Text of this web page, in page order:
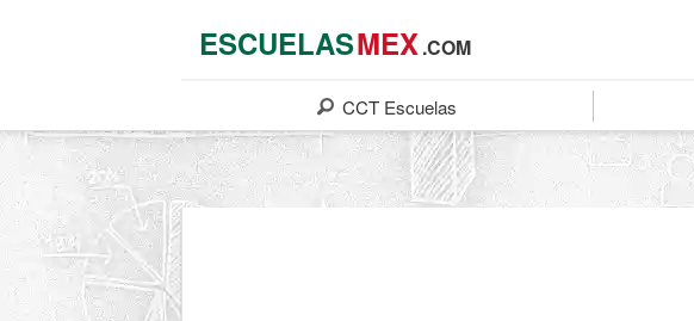
ESCUELASMEX.COM
CCT Escuelas